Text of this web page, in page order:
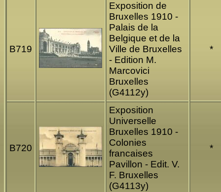
B719
Exposition de
Bruxelles 1910 -
Palais de la
Belgique et de la
Ville de Bruxelles
- Edition M.
Marcovici
Bruxelles
(G4112y)
*
B720
Exposition
Universelle
Bruxelles 1910 -
Colonies
francaises
Pavillon - Edit. V.
F. Bruxelles
(G4113y)
*